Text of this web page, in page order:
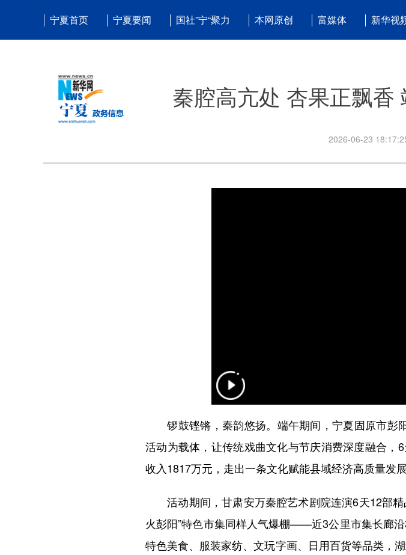
宁夏首页 宁夏要闻 国社”宁“聚力 本网原创 富媒体 新华视
秦腔高亢处 杏果正飘香
2026-06-23
锣鼓铿锵，秦韵悠扬。端午期间，宁夏固原市彭
活动为载体，让传统戏曲文化与节庆消费深度融合
收入1817万元，走出一条文化赋能县域经济高质量发展
活动期间，甘肃安万秦腔艺术剧院连演6天12部精
火彭阳”特色市集同样人气爆棚——近3公里市集长廊
特色美食、服装家纺、文玩字画、日用百货等品类，